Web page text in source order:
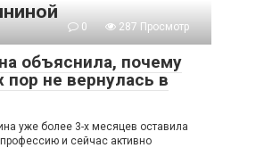
0 287 Просмотр
объяснила, почему
пор не вернулась в
уже более 3-х месяцев оставила
и сейчас активно